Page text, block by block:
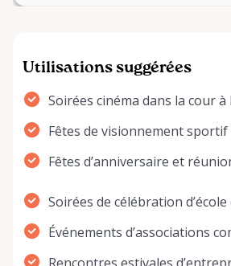
Utilisations suggérées
Soirées cinéma dans la cour à
Fêtes de visionnement
Fêtes d’anniversaire et
Soirées de célébration
Événements d’associations